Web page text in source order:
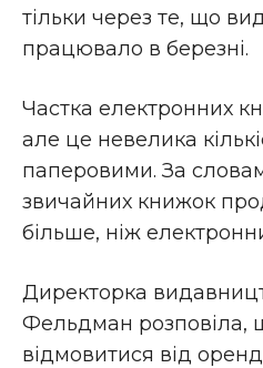
тільки через те, що
працювало в березні.
Частка електронних
але це невелика
паперовими. За
звичайних книжок
більше, ніж
Директорка
Фельдман розповіла,
відмовитися від